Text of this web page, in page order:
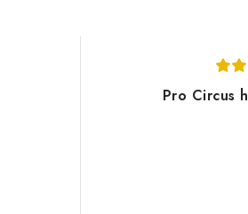
Pro Circus